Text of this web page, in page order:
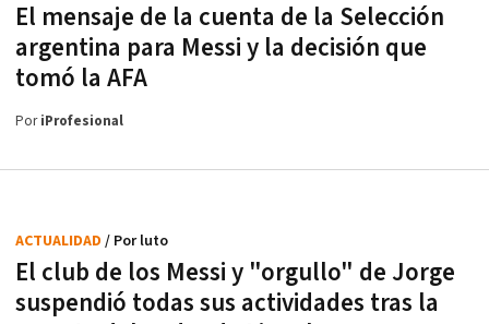
El mensaje de la cuenta de la Selección
argentina para Messi y la decisión que
tomó la AFA
PoriProfesional
El club de los Messi y "orgullo" de Jorge
suspendió todas sus actividades tras la
ACTUALIDAD / Por luto